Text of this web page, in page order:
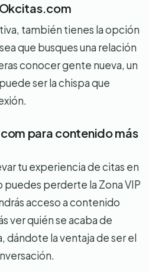
también tienes la opción
que busques una relación
conocer gente nueva, un
ser la chispa que
para contenido más
tu experiencia de citas en
puedes perderte la Zona VIP
acceso a contenido
ver quién se acaba de
dándote la ventaja de ser el